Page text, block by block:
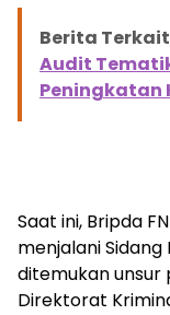
Berita
Audit
Peningkatan
Saat ini, Bripda
menjalani Sidang
ditemukan unsur
Direktorat